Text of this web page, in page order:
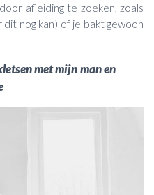
afleiding te zoeken, zoals
dit nog kan) of je bakt gewoon
met mijn man en